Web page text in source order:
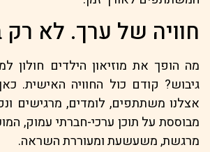
חוויה של ערך. לא רק
מה הופך את מוזיאון הילדים חולון
גיבוש? קודם כול החוויה האישית.
אצלנו משתתפים, לומדים, מרגישים
מבוססת על תוכן ערכי-חברתי עמוק,
מרגשת, משעשעת ומעוררת השראה.